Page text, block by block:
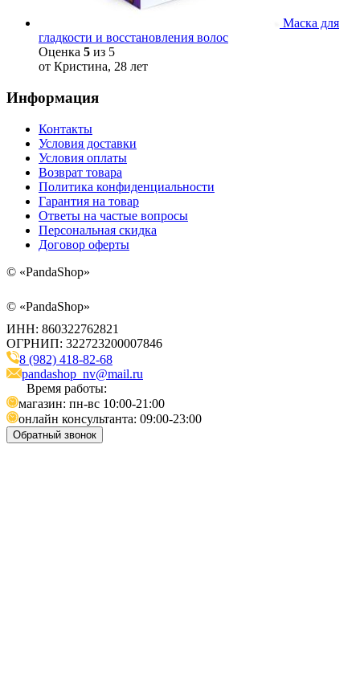
Маска для
гладкости и восстановления волос
Оценка 5 из 5
от Кристина, 28 лет
Информация
Контакты
Условия доставки
Условия оплаты
Возврат товара
Политика конфиденциальности
Гарантия на товар
Ответы на частые вопросы
Персональная скидка
Договор оферты
© «PandaShop»
© «PandaShop»
ИНН: 860322762821
ОГРНИП: 322723200007846
8 (982) 418-82-68
pandashop_nv@mail.ru
Время работы:
магазин: пн-вс 10:00-21:00
онлайн консультанта: 09:00-23:00
Обратный звонок